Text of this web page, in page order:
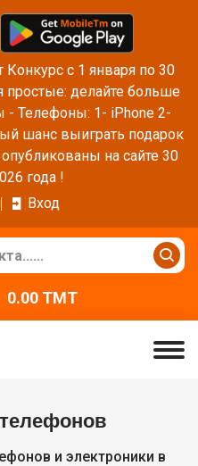
Конкурс с 1 января по 30
простые: делайте больше
- Телефоны: 1- iPhone 2-
шанс выиграть подарок
на сайте 30
года !
Вход
0.00TMT
и электроники в